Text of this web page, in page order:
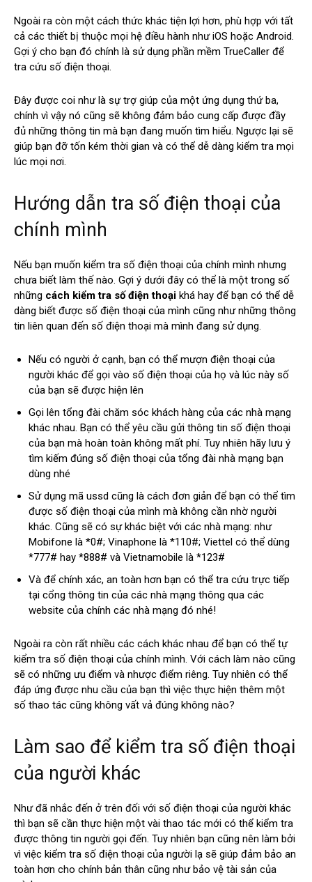
Ngoài ra còn một cách thức khác tiện lợi hơn, phù hợp với tất
cả các thiết bị thuộc mọi hệ điều hành như iOS hoặc Android.
Gợi ý cho bạn đó chính là sử dụng phần mềm TrueCaller để
tra cứu số điện thoại.
Đây được coi như là sự trợ giúp của một ứng dụng thứ ba,
chính vì vậy nó cũng sẽ không đảm bảo cung cấp được đầy
đủ những thông tin mà bạn đang muốn tìm hiểu. Ngược lại sẽ
giúp bạn đỡ tốn kém thời gian và có thể dễ dàng kiểm tra mọi
lúc mọi nơi.
Hướng dẫn tra số điện thoại của
chính mình
Nếu bạn muốn kiểm tra số điện thoại của chính mình nhưng
chưa biết làm thế nào. Gợi ý dưới đây có thể là một trong số
những cách kiểm tra số điện thoại khá hay để bạn có thể dễ
dàng biết được số điện thoại của mình cũng như những thông
tin liên quan đến số điện thoại mà mình đang sử dụng.
Nếu có người ở cạnh, bạn có thể mượn điện thoại của
người khác để gọi vào số điện thoại của họ và lúc này số
của bạn sẽ được hiện lên
Gọi lên tổng đài chăm sóc khách hàng của các nhà mạng
khác nhau. Bạn có thể yêu cầu gửi thông tin số điện thoại
của bạn mà hoàn toàn không mất phí. Tuy nhiên hãy lưu ý
tìm kiếm đúng số điện thoại của tổng đài nhà mạng bạn
dùng nhé
Sử dụng mã ussd cũng là cách đơn giản để bạn có thể tìm
được số điện thoại của mình mà không cần nhờ người
khác. Cũng sẽ có sự khác biệt với các nhà mạng: như
Mobifone là *0#; Vinaphone là *110#; Viettel có thể dùng
*777# hay *888# và Vietnamobile là *123#
Và để chính xác, an toàn hơn bạn có thể tra cứu trực tiếp
tại cổng thông tin của các nhà mạng thông qua các
website của chính các nhà mạng đó nhé!
Ngoài ra còn rất nhiều các cách khác nhau để bạn có thể tự
kiểm tra số điện thoại của chính mình. Với cách làm nào cũng
sẽ có những ưu điểm và nhược điểm riêng. Tuy nhiên có thể
đáp ứng được nhu cầu của bạn thì việc thực hiện thêm một
số thao tác cũng không vất vả đúng không nào?
Làm sao để kiểm tra số điện thoại
của người khác
Như đã nhắc đến ở trên đối với số điện thoại của người khác
thì bạn sẽ cần thực hiện một vài thao tác mới có thể kiểm tra
được thông tin người gọi đến. Tuy nhiên bạn cũng nên làm bởi
vì việc kiểm tra số điện thoại của người lạ sẽ giúp đảm bảo an
toàn hơn cho chính bản thân cũng như bảo vệ tài sản của